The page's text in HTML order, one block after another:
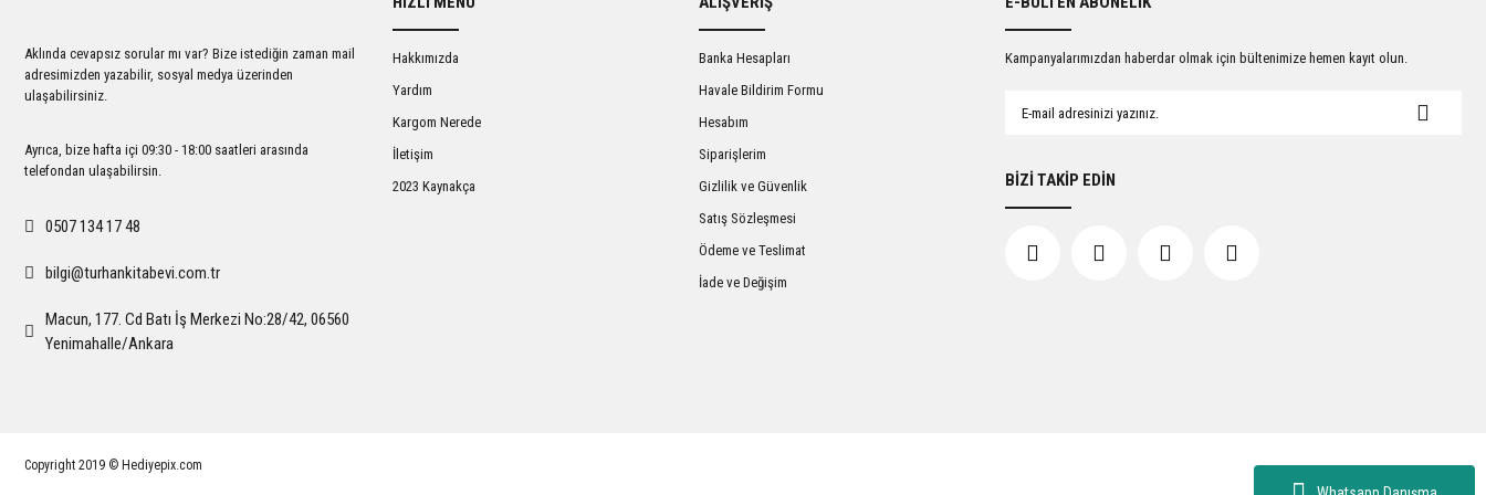
Ürün fiyatı diğer sitelerden daha pahalı.
Bu ürüne benzer farklı alternatifler olmalı.
Gönder
Aklında cevapsız sorular mı var? Bize istediğin zaman mail
adresimizden yazabilir, sosyal medya üzerinden
ulaşabilirsiniz.
Ayrıca, bize hafta içi 09:30 - 18:00 saatleri arasında
telefondan ulaşabilirsin.
0507 134 17 48
bilgi@turhankitabevi.com.tr
Macun, 177. Cd Batı İş Merkezi No:28/42, 06560
Yenimahalle/Ankara
Hakkımızda
Yardım
Kargom Nerede
İletişim
2023 Kaynakça
Banka Hesapları
Havale Bildirim Formu
Hesabım
Siparişlerim
Gizlilik ve Güvenlik
Satış Sözleşmesi
Ödeme ve Teslimat
İade ve Değişim
Kampanyalarımızdan haberdar olmak için bültenimize hemen kayıt olun.
BİZİ TAKİP EDİN
Copyright 2019 © Hediyepix.com